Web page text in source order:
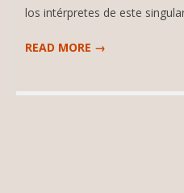
los intérpretes de este
READ MORE →